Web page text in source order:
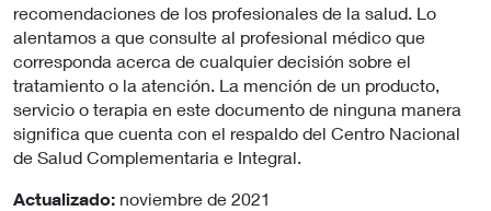
recomendaciones de los profesionales de la salud. Lo
alentamos a que consulte al profesional médico que
corresponda acerca de cualquier decisión sobre el
tratamiento o la atención. La mención de un producto,
servicio o terapia en este documento de ninguna manera
significa que cuenta con el respaldo del Centro Nacional
de Salud Complementaria e Integral.
Actualizado: noviembre de 2021